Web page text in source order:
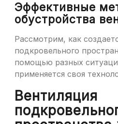
Эффективные
обустройства
Рассмотрим, как
подкровельного
помощью разных
применяется своя
Вентиляция